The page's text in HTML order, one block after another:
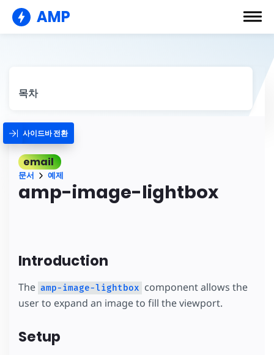
AMP
목차
사이드바 전환
email
문서 예제
amp-image-lightbox
Introduction
The amp-image-lightbox component allows the
user to expand an image to fill the viewport.
Setup